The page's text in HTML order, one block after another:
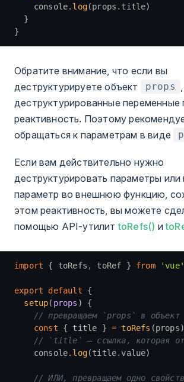
    console
. log(props . title)
  }
}
Обратите внимание, что если вы
деструктурируете объект
props
деструктурированные переменные
реактивность. Поэтому
обращаться к параметрам в виде
Если вам действительно нужно
деструктурировать параметры или
параметр во внешнюю функцию,
этом реактивность, вы можете
помощью API-утилитtoRefs() и
import { toRefs , toRef } from 'vue'
export default {
  setup
( props ) {
// превращаем `props` в
    const
{ title } = toRefs (props)
// `title` — ссылка, которая
    console
. log(title.value)
// ИЛИ, превращаем одно